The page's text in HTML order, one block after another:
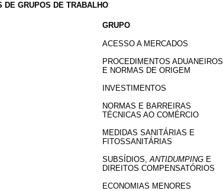
DE GRUPOS DE TRABALHO
GRUPO
ACESSO A MERCADOS
PROCEDIMENTOS ADUANEIROS
E NORMAS DE ORIGEM
INVESTIMENTOS
NORMAS E BARREIRAS
TÉCNICAS AO COMÉRCIO
MEDIDAS SANITÁRIAS E
FITOSSANITÁRIAS
SUBSÍDIOS,ANTIDUMPING E
DIREITOS COMPENSATÓRIOS
ECONOMIAS MENORES